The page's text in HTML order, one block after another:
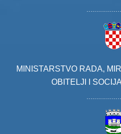
MINISTARSTVO RADA,
OBITELJI I